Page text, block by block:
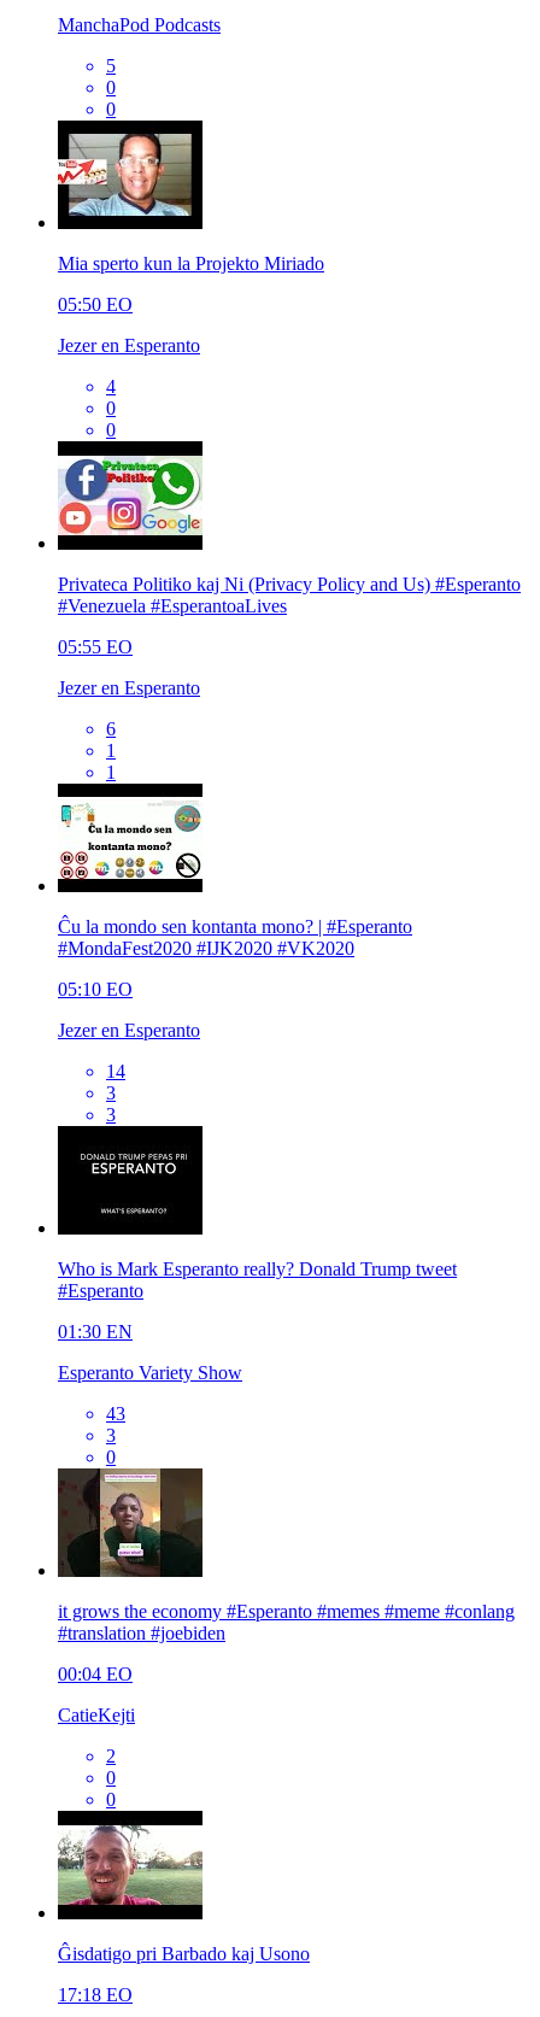
ManchaPod Podcasts
5
0
0
Mia sperto kun la Projekto Miriado
05:50 EO
Jezer en Esperanto
4
0
0
Privateca Politiko kaj Ni (Privacy Policy and Us) #Esperanto
#Venezuela #EsperantoaLives
05:55 EO
Jezer en Esperanto
6
1
1
Ĉu la mondo sen kontanta mono? | #Esperanto
#MondaFest2020 #IJK2020 #VK2020
05:10 EO
Jezer en Esperanto
14
3
3
Who is Mark Esperanto really? Donald Trump tweet
#Esperanto
01:30 EN
Esperanto Variety Show
43
3
0
it grows the economy #Esperanto #memes #meme #conlang
#translation #joebiden
00:04 EO
CatieKejti
2
0
0
Ĝisdatigo pri Barbado kaj Usono
17:18 EO